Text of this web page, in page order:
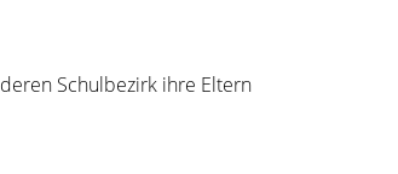
Schulbezirk ihre Eltern